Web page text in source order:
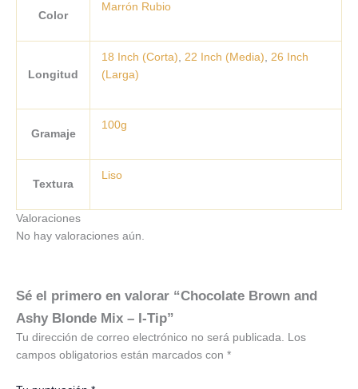
Color
Marrón Rubio
Longitud
18 Inch (Corta), 22 Inch (Media), 26 Inch
(Larga)
Gramaje
100g
Textura
Liso
Valoraciones
No hay valoraciones aún.
Sé el primero en valorar “Chocolate Brown and
Ashy Blonde Mix – I-Tip”
Tu dirección de correo electrónico no será publicada. Los
campos obligatorios están marcados con *